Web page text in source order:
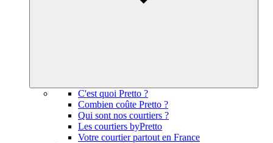
C'est quoi Pretto ?
Combien coûte Pretto ?
Qui sont nos courtiers ?
Les courtiers byPretto
Votre courtier partout en France